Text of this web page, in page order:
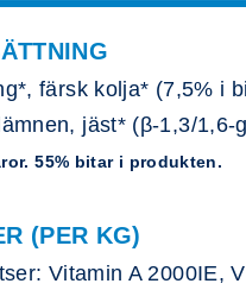
färsk kolja* (7,5% i
jäst* (β-1,3/1,6-
55% bitar i produkten.
(PER KG)
Vitamin A 2000IE,